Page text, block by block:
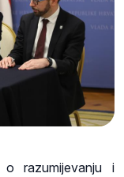
o razumijevanju i